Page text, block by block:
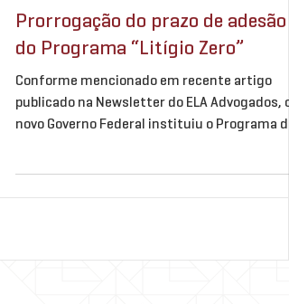
Prorrogação do prazo de adesão
do Programa “Litígio Zero”
Conforme mencionado em recente artigo
publicado na Newsletter do ELA Advogados, o
novo Governo Federal instituiu o Programa de